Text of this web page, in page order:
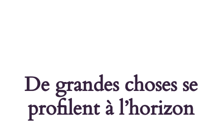
De grandes choses se
profilent à l’horizon